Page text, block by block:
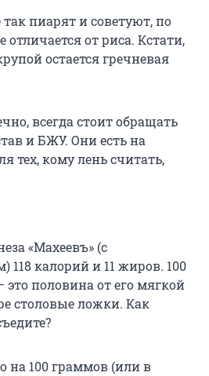
пиарят и советуют, по
от риса. Кстати,
остается гречневая
всегда стоит обращать
и БЖУ. Они есть на
тех, кому лень считать,
«Махеевъ» (с
калорий и 11 жиров. 100
половина от его мягкой
столовые ложки. Как
на 100 граммов (или в